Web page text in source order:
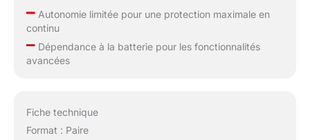
–Autonomie limitée pour une protection maximale en
continu
–Dépendance à la batterie pour les fonctionnalités
avancées
Fiche technique
Format : Paire